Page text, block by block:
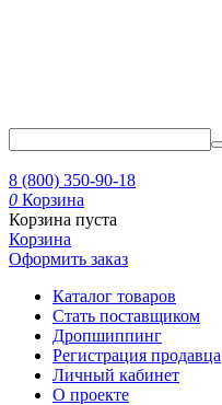
8 (800) 350-90-18
0 Корзина
Корзина пуста
Корзина
Оформить заказ
Каталог товаров
Стать поставщиком
Дропшиппинг
Регистрация продавца
Личный кабинет
О проекте